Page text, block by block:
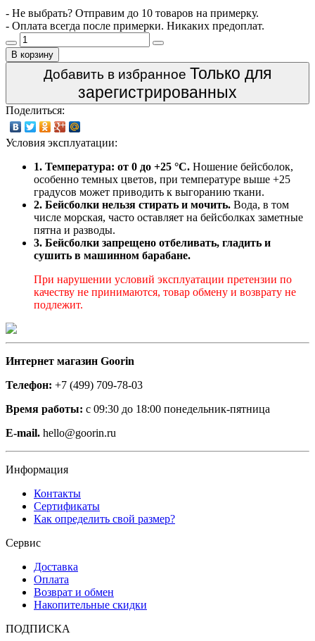
- Не выбрать? Отправим до 10 товаров на примерку.
- Оплата всегда после примерки. Никаких предоплат.
В корзину
Добавить в избранное Только для
зарегистрированных
Поделиться:
Условия эксплуатации:
1. Температура: от 0 до +25 °C. Ношение бейсболок,
особенно темных цветов, при температуре выше +25
градусов может приводить к выгоранию ткани.
2. Бейсболки нельзя стирать и мочить. Вода, в том
числе морская, часто оставляет на бейсболках заметные
пятна и разводы.
3. Бейсболки запрещено отбеливать, гладить и
сушить в машинном барабане.
При нарушении условий эксплуатации претензии по
качеству не принимаются, товар обмену и возврату не
подлежит.
Интернет магазин Goorin
Телефон: +7 (499) 709-78-03
Время работы: с 09:30 до 18:00 понедельник-пятница
E-mail. hello@goorin.ru
Информация
Контакты
Сертификаты
Как определить свой размер?
Сервис
Доставка
Оплата
Возврат и обмен
Накопительные скидки
ПОДПИСКА